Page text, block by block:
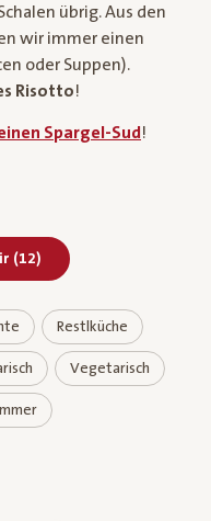
übrig. Aus den
wir immer einen
oder Suppen).
Risotto!
Spargel-Sud!
Bereits geliked
(12)
Restlküche
Vegetarisch